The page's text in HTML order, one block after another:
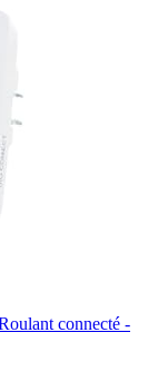
connecté -